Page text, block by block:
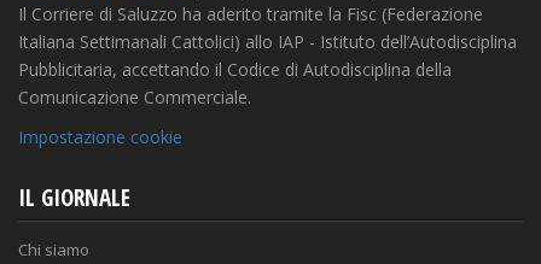
Il Corriere di Saluzzo ha aderito tramite la Fisc (Federazione
Italiana Settimanali Cattolici) allo IAP - Istituto dell’Autodisciplina
Pubblicitaria, accettando il Codice di Autodisciplina della
Comunicazione Commerciale.
Impostazione cookie
IL GIORNALE
Chi siamo